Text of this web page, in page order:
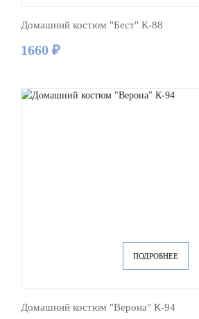
Домашний костюм "Бест" К-88
1660 ₽
ПОДРОБНЕЕ
Домашний костюм "Верона" К-94